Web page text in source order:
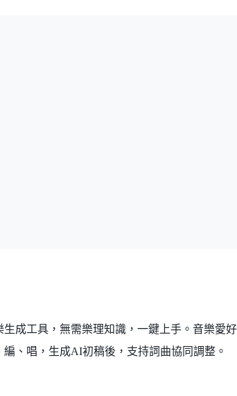
成工具，無需樂理知識，一鍵上手。音樂愛
、唱，生成AI初稿後，支持詞曲協同調整。